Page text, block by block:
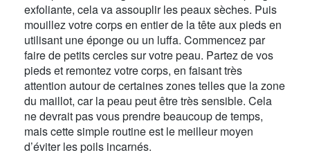
exfoliante, cela va assouplir les peaux sèches. Puis
mouillez votre corps en entier de la tête aux pieds en
utilisant une éponge ou un luffa. Commencez par
faire de petits cercles sur votre peau. Partez de vos
pieds et remontez votre corps, en faisant très
attention autour de certaines zones telles que la zone
du maillot, car la peau peut être très sensible. Cela
ne devrait pas vous prendre beaucoup de temps,
mais cette simple routine est le meilleur moyen
d’éviter les poils incarnés.